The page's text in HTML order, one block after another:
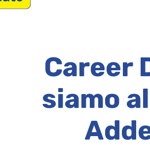
Career
siamo